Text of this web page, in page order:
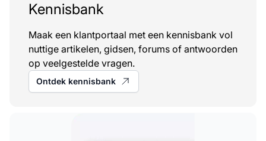
Kennisbank
Maak een klantportaal met een kennisbank vol
nuttige artikelen, gidsen, forums of antwoorden
op veelgestelde vragen.
Ontdek kennisbank